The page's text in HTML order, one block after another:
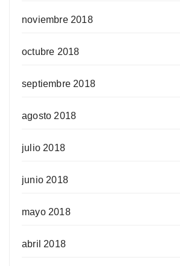
noviembre 2018
octubre 2018
septiembre 2018
agosto 2018
julio 2018
junio 2018
mayo 2018
abril 2018